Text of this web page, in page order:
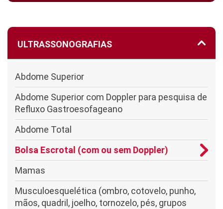
ULTRASSONOGRAFIAS
Abdome Superior
Abdome Superior com Doppler para pesquisa de
Refluxo Gastroesofageano
Abdome Total
Bolsa Escrotal (com ou sem Doppler)
Mamas
Musculoesquelética (ombro, cotovelo, punho,
mãos, quadril, joelho, tornozelo, pés, grupos